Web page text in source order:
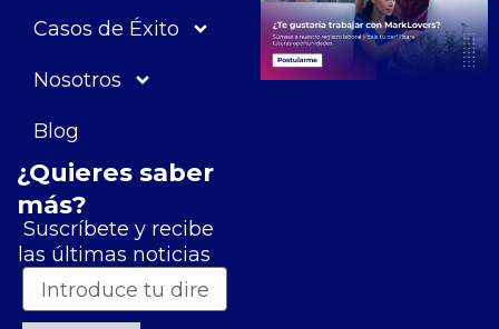
Casos de Éxito
Nosotros
Blog
¿Quieres saber
más?
Suscríbete y recibe
las últimas noticias